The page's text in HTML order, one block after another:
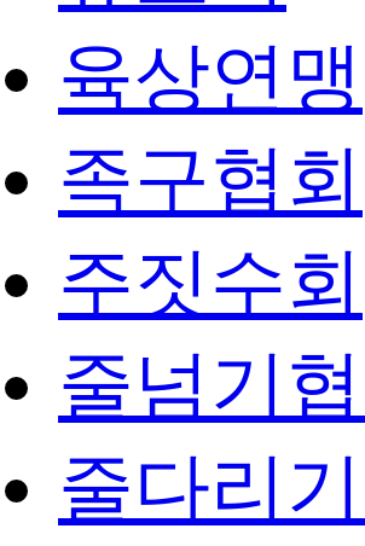
육상연맹
족구협회
주짓수회
줄넘기
줄다리